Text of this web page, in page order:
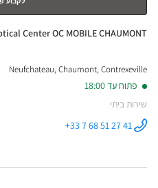
לקבוע
חנות:
Center OC MOBILE CHAUMONT
Neufchateau, Chaumont, Contrexeville
פתוח עד 18:00
שירות ביתי
התקשר לחנות
CHAUMONT
+33 7 68 51 27 41